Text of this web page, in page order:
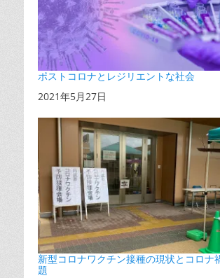
ポストコロナとレジリエントな社会
日付
2021年5月27日
新型コロナワクチン接種の現状とコロナ
題